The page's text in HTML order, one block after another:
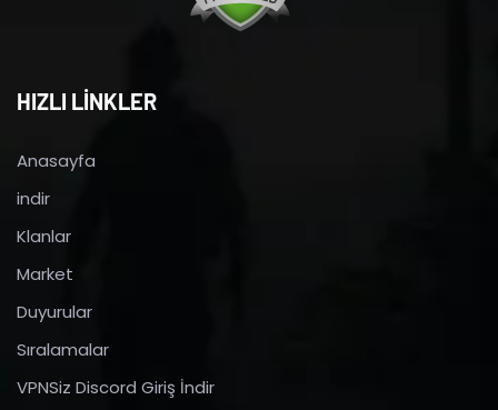
HIZLI LİNKLER
Anasayfa
indir
Klanlar
Market
Duyurular
Sıralamalar
VPNSiz Discord Giriş İndir